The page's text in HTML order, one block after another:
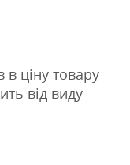
ціну товару
від виду